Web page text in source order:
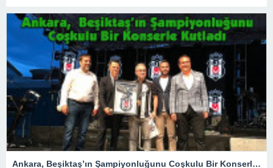
Ankara, Beşiktaş’ın Şampiyonluğunu Coşkulu Bir Konserle Kutladı – Spor